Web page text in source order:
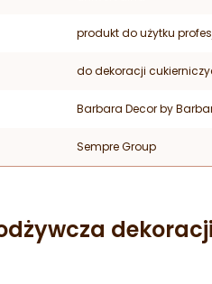
produkt do użytku
do dekoracji
Barbara Decor by
Sempre Group